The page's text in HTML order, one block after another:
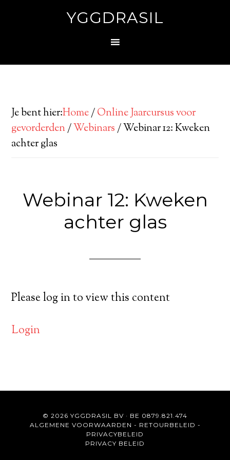
YGGDRASIL
Je bent hier:Home/Online Jaarcursus voor
gevorderden/Webinars/Webinar 12: Kweken
achter glas
Webinar 12: Kweken
achter glas
Please log in to view this content
Login
© 2026 YGGDRASIL BV · BE 0879.821.474
ALGEMENE VOORWAARDEN - RETOURBELEID -
PRIVACYBELEID
PRIVACY BELEID